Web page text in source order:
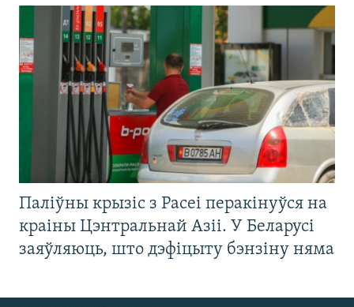
Паліўны крызіс з Расеі перакінуўся на
краіны Цэнтральнай Азіі. У Беларусі
заяўляюць, што дэфіцыту бэнзіну няма